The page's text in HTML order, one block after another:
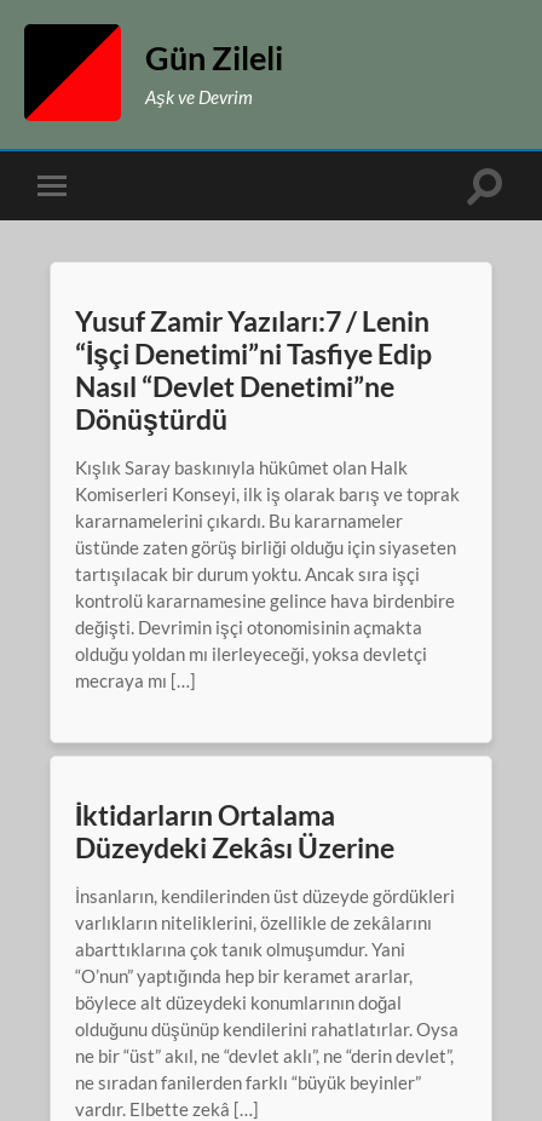
Gün Zileli
Aşk ve Devrim
Toggle
mobile
Toggle
Yusuf Zamir Yazıları:7 / Lenin
“İşçi Denetimi”ni Tasfiye Edip
Nasıl “Devlet Denetimi”ne
Dönüştürdü
Kışlık Saray baskınıyla hükûmet olan Halk
Komiserleri Konseyi, ilk iş olarak barış ve toprak
kararnamelerini çıkardı. Bu kararnameler
üstünde zaten görüş birliği olduğu için siyaseten
tartışılacak bir durum yoktu. Ancak sıra işçi
kontrolü kararnamesine gelince hava birdenbire
değişti. Devrimin işçi otonomisinin açmakta
olduğu yoldan mı ilerleyeceği, yoksa devletçi
mecraya mı […]
İktidarların Ortalama
Düzeydeki Zekâsı Üzerine
İnsanların, kendilerinden üst düzeyde gördükleri
varlıkların niteliklerini, özellikle de zekâlarını
abarttıklarına çok tanık olmuşumdur. Yani
“O’nun” yaptığında hep bir keramet ararlar,
böylece alt düzeydeki konumlarının doğal
olduğunu düşünüp kendilerini rahatlatırlar. Oysa
ne bir “üst” akıl, ne “devlet aklı”, ne “derin devlet”,
ne sıradan fanilerden farklı “büyük beyinler”
vardır. Elbette zekâ […]